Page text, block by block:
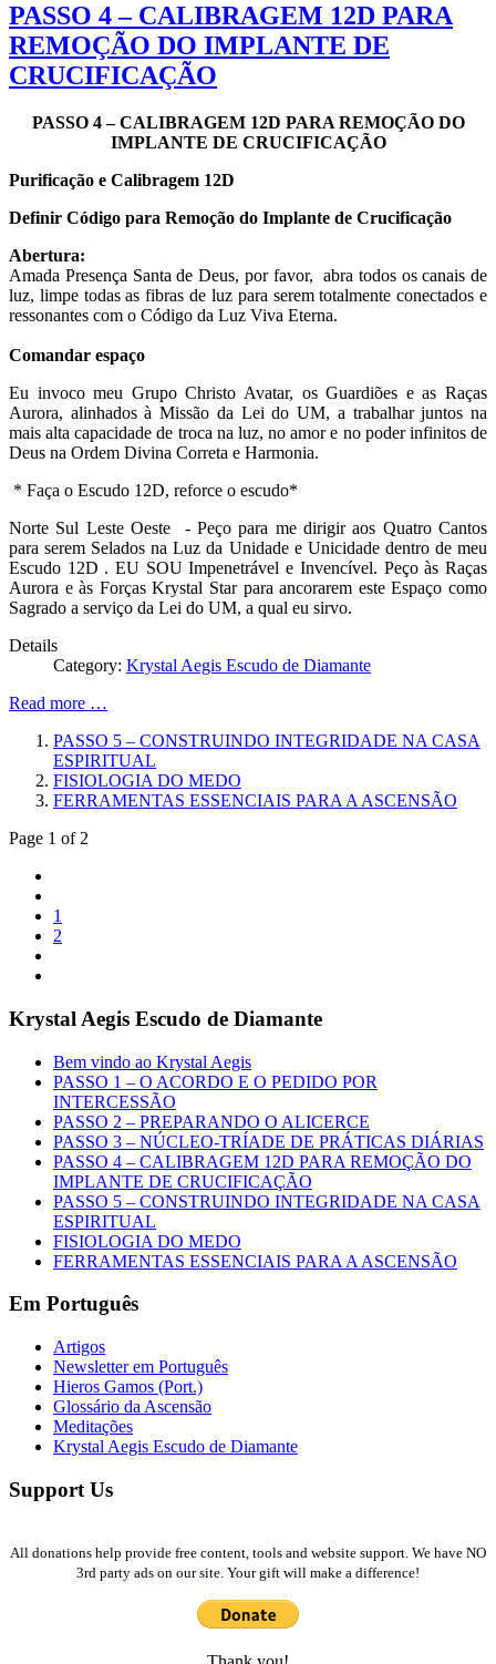
PASSO 4 – CALIBRAGEM 12D PARA
REMOÇÃO DO IMPLANTE DE
CRUCIFICAÇÃO
PASSO 4 – CALIBRAGEM 12D PARA REMOÇÃO DO
IMPLANTE DE CRUCIFICAÇÃO
Purificação e Calibragem 12D
Definir Código para Remoção do Implante de Crucificação
Abertura:
Amada Presença Santa de Deus, por favor, abra todos os canais de
luz, limpe todas as fibras de luz para serem totalmente conectados e
ressonantes com o Código da Luz Viva Eterna.
Comandar espaço
Eu invoco meu Grupo Christo Avatar, os Guardiões e as Raças
Aurora, alinhados à Missão da Lei do UM, a trabalhar juntos na
mais alta capacidade de troca na luz, no amor e no poder infinitos de
Deus na Ordem Divina Correta e Harmonia.
* Faça o Escudo 12D, reforce o escudo*
Norte Sul Leste Oeste - Peço para me dirigir aos Quatro Cantos
para serem Selados na Luz da Unidade e Unicidade dentro de meu
Escudo 12D . EU SOU Impenetrável e Invencível. Peço às Raças
Aurora e às Forças Krystal Star para ancorarem este Espaço como
Sagrado a serviço da Lei do UM, a qual eu sirvo.
Details
Category: Krystal Aegis Escudo de Diamante
Read more …
PASSO 5 – CONSTRUINDO INTEGRIDADE NA CASA
ESPIRITUAL
FISIOLOGIA DO MEDO
FERRAMENTAS ESSENCIAIS PARA A ASCENSÃO
Page 1 of 2
1
2
Krystal Aegis Escudo de Diamante
Bem vindo ao Krystal Aegis
PASSO 1 – O ACORDO E O PEDIDO POR
INTERCESSÃO
PASSO 2 – PREPARANDO O ALICERCE
PASSO 3 – NÚCLEO-TRÍADE DE PRÁTICAS DIÁRIAS
PASSO 4 – CALIBRAGEM 12D PARA REMOÇÃO DO
IMPLANTE DE CRUCIFICAÇÃO
PASSO 5 – CONSTRUINDO INTEGRIDADE NA CASA
ESPIRITUAL
FISIOLOGIA DO MEDO
FERRAMENTAS ESSENCIAIS PARA A ASCENSÃO
Em Português
Artigos
Newsletter em Português
Hieros Gamos (Port.)
Glossário da Ascensão
Meditações
Krystal Aegis Escudo de Diamante
Support Us
All donations help provide free content, tools and website support. We have NO
3rd party ads on our site. Your gift will make a difference!